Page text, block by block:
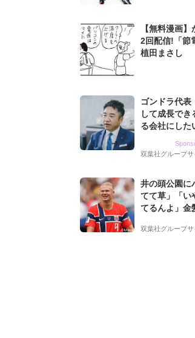
【無料漫画
2回配信!「節
植田まさし
ゴンドラ代表
して成長でき
る会社にした
グ会社のアイ
双葉社グループサ
井の頭公園に
てて草」「い
てるんよ」金
バイキング
もらった」
双葉社グループサ